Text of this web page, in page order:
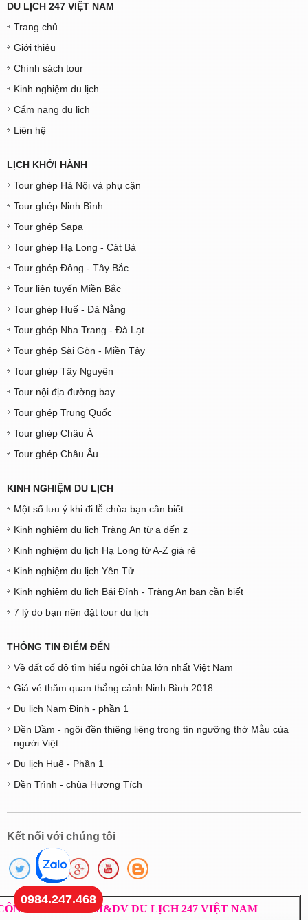
0984.247.468
DU LỊCH 247 VIỆT NAM
Trang chủ
Giới thiệu
Chính sách tour
Kinh nghiệm du lịch
Cẩm nang du lịch
Liên hệ
LỊCH KHỞI HÀNH
Tour ghép Hà Nội và phụ cận
Tour ghép Ninh Bình
Tour ghép Sapa
Tour ghép Hạ Long - Cát Bà
Tour ghép Đông - Tây Bắc
Tour liên tuyến Miền Bắc
Tour ghép Huế - Đà Nẵng
Tour ghép Nha Trang - Đà Lạt
Tour ghép Sài Gòn - Miền Tây
Tour ghép Tây Nguyên
Tour nội địa đường bay
Tour ghép Trung Quốc
Tour ghép Châu Á
Tour ghép Châu Âu
KINH NGHIỆM DU LỊCH
Một số lưu ý khi đi lễ chùa bạn cần biết
Kinh nghiệm du lịch Tràng An từ a đến z
Kinh nghiệm du lịch Hạ Long từ A-Z giá rẻ
Kinh nghiệm du lịch Yên Tử
Kinh nghiệm du lịch Bái Đính - Tràng An bạn cần biết
7 lý do bạn nên đặt tour du lịch
THÔNG TIN ĐIỂM ĐẾN
Về đất cố đô tìm hiểu ngôi chùa lớn nhất Việt Nam
Giá vé thăm quan thắng cảnh Ninh Bình 2018
Du lịch Nam Định - phần 1
Đền Dầm - ngôi đền thiêng liêng trong tín ngưỡng thờ Mẫu của
người Việt
Du lịch Huế - Phần 1
Đền Trình - chùa Hương Tích
Kết nối với chúng tôi
TY TNHH TM&DV DU LỊCH 247 VIỆT NAM